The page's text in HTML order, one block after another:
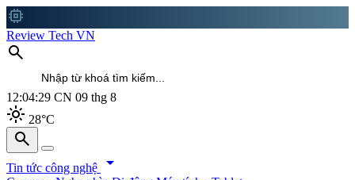
memory
Review Tech VN
search
12:04:31 CN 09 thg 8
light_mode 28°C
search
search
Tin tức công nghệ arrow_drop_down